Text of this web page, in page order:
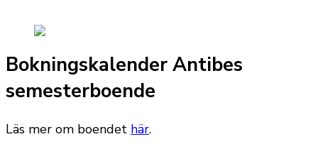
Bokningskalender Antibes
semesterboende
Läs mer om boendet här.